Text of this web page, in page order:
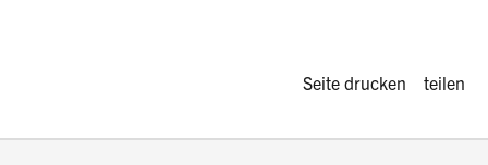
Diese Seite
Seite drucken teilen